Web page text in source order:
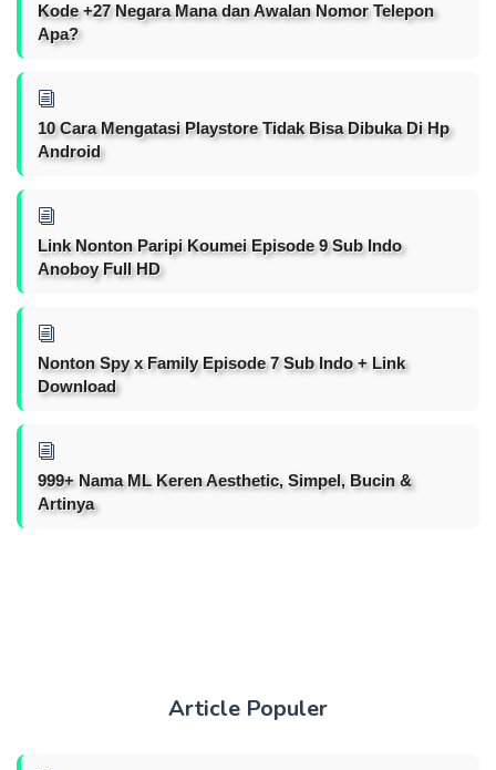
Kode +27 Negara Mana dan Awalan Nomor Telepon
Apa?
10 Cara Mengatasi Playstore Tidak Bisa Dibuka Di Hp
Android
Link Nonton Paripi Koumei Episode 9 Sub Indo
Anoboy Full HD
Nonton Spy x Family Episode 7 Sub Indo + Link
Download
999+ Nama ML Keren Aesthetic, Simpel, Bucin &
Artinya
Article Populer